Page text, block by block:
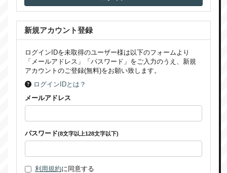
新規アカウント登録
ログインIDを未取得のユーザー様は以下のフォームより
「メールアドレス」「パスワード」をご入力のうえ、新規
アカウントのご登録(無料)をお願い致します。
ログインIDとは？
メールアドレス
パスワード(8文字以上128文字以下)
利用規約に同意する